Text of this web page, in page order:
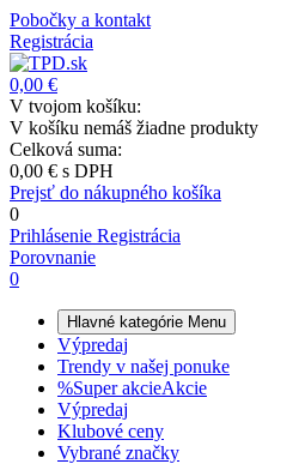
Pobočky a kontakt
Registrácia
0,00 €
V tvojom košíku:
V košíku nemáš žiadne produkty
Celková suma:
0,00 € s DPH
Prejsť do nákupného košíka
0
Prihlásenie Registrácia
Porovnanie
0
Hlavné kategórie Menu
Výpredaj
Trendy v našej ponuke
%Super akcieAkcie
Výpredaj
Klubové ceny
Vybrané značky